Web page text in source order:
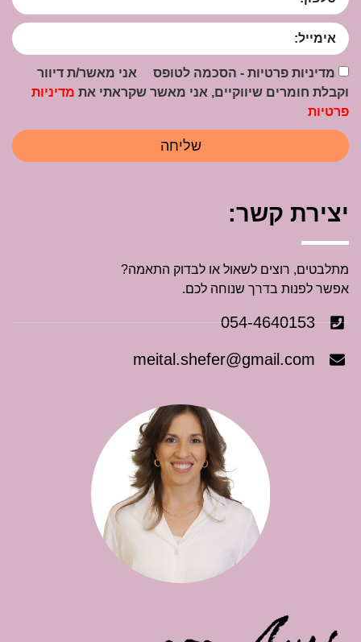
מדיניות פרטיות - הסכמה לטופס אני מאשר/ת דיוור
וקבלת חומרים שיווקיים, אני מאשר שקראתי את מדיניות
פרטיות
שליחה
יצירת קשר:
מתלבטים, רוצים לשאול או לבדוק התאמה?
אפשר לפנות בדרך שנוחה לכם.
054-4640153
meital.shefer@gmail.com